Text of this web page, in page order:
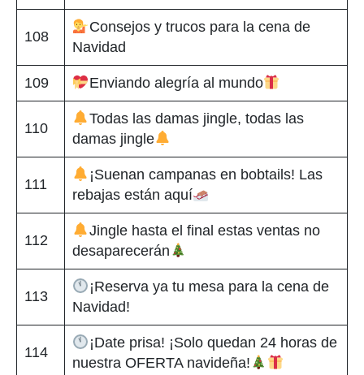
108
Consejos y trucos para la cena de
Navidad
109 Enviando alegría al mundo
110
Todas las damas jingle, todas las
damas jingle
111
¡Suenan campanas en bobtails! Las
rebajas están aquí
112
Jingle hasta el final estas ventas no
desaparecerán
113
¡Reserva ya tu mesa para la cena de
Navidad!
114
¡Date prisa! ¡Solo quedan 24 horas de
nuestra OFERTA navideña!